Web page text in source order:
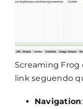
Screaming Frog
link seguendo
Navigation